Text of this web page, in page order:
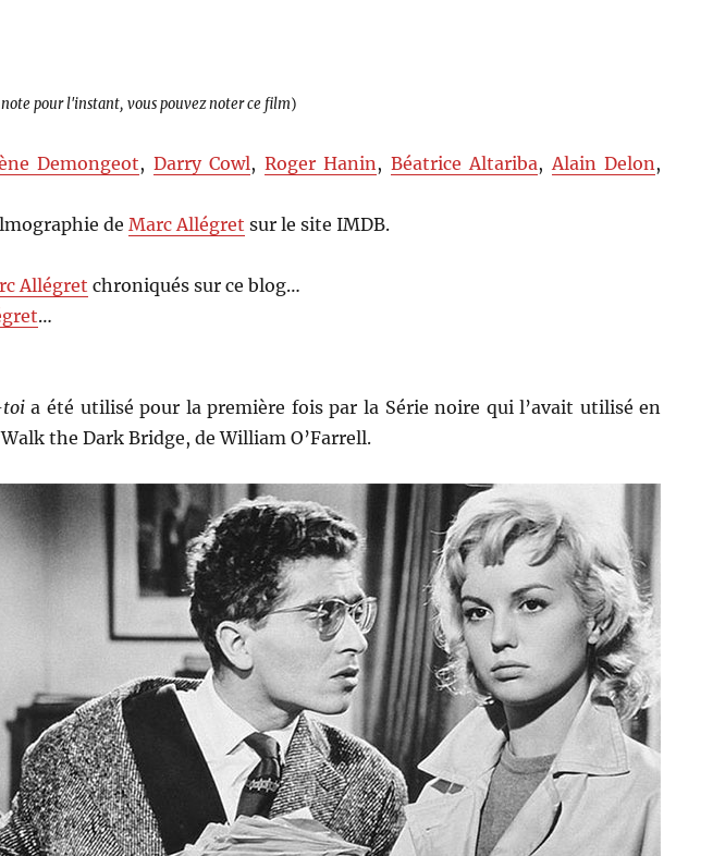
note pour l'instant, vous pouvez noter ce film)
Demongeot, Darry Cowl, Roger Hanin , Béatrice Altariba, Alain Delon ,
deMarc Allégret sur le site IMDB.
Allégret chroniqués sur ce blog…
…
toia été utilisé pour la première fois par la Série noire qui l’avait utilisé en
the Dark Bridge, de William O’Farrell.